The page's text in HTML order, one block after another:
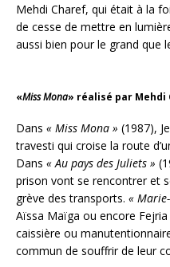
Mehdi Charef, qui était à la
de cesse de mettre en
aussi bien pour le grand que
«Miss Mona» réalisé par Mehdi
Dans « Miss Mona » (1987),
travesti qui croise la route
Dans «Au pays des Juliets »
prison vont se rencontrer et
grève des transports. «
Aïssa Maïga ou encore
caissière ou
commun de souffrir de leur